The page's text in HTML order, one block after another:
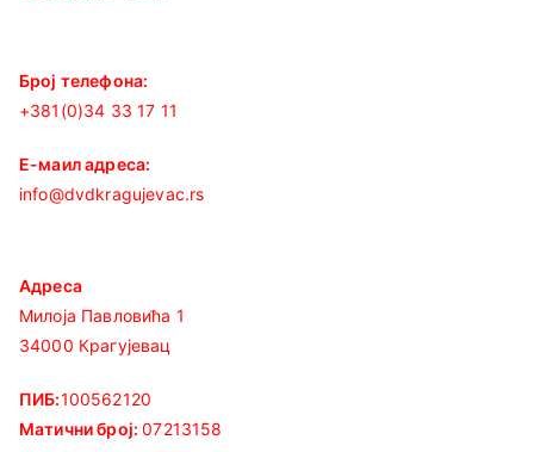
Број телефона:
+381(0)34 33 17 11
Е-маил адреса:
info@dvdkragujevac.rs
Адреса
Милоја Павловића 1
34000 Крагујевац
ПИБ:100562120
Матични број:07213158